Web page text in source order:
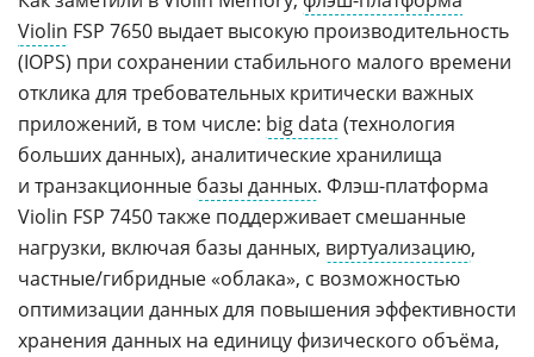
Violin FSP 7650 выдает высокую производительность
(IOPS) при сохранении стабильного малого времени
отклика для требовательных критически важных
приложений, в том числе: big data (технология
больших данных), аналитические хранилища
и транзакционные базы данных. Флэш-платформа
Violin FSP 7450 также поддерживает смешанные
нагрузки, включая базы данных, виртуализацию,
частные/гибридные «облака», с возможностью
оптимизации данных для повышения эффективности
хранения данных на единицу физического объёма,